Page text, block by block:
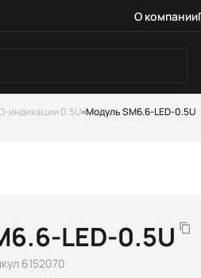
О компании
индикации 0.5U Модуль SM6.6-LED-0.5U
LED-0.5U
6152070